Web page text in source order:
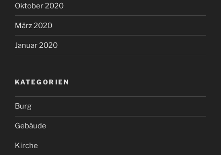
Oktober 2020
März 2020
Januar 2020
KATEGORIEN
Burg
Gebäude
Kirche